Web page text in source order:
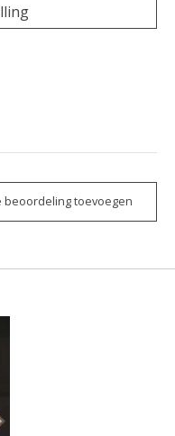
beoordeling toevoegen